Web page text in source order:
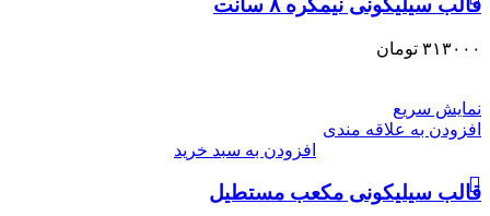
قالب سیلیکونی نیمکره ۸ سانت
۳۱۳۰۰۰ تومان
نمایش سریع
افزودن به علاقه مندی
افزودن به سبد خرید
قالب سیلیکونی مکعب مستطیل